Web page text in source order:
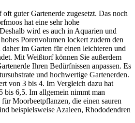
guter Gartenerde zugesetzt. Das noch
hat eine sehr hohe
wird es auch in Aquarien und
Porenvolumen lockert zudem den
im Garten für einen leichteren und
Mit Weißtorf können Sie außerdem
Ihren Bedürfnissen anpassen. Es
und hochwertige Gartenerden.
von 3 bis 4. Im Vergleich dazu hat
bis 6,5. Im allgemein nimmt man
Moorbeetpflanzen, die einen sauren
beispielsweise Azaleen, Rhododendren